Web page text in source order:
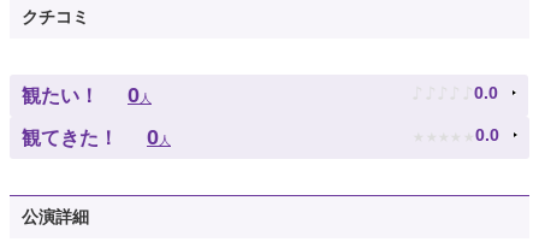
クチコミ
観たい！ 0人 ♪ ♪ ♪ ♪ ♪ 0.0
観てきた！ 0人 ★ ★ ★ ★ ★ 0.0
公演詳細